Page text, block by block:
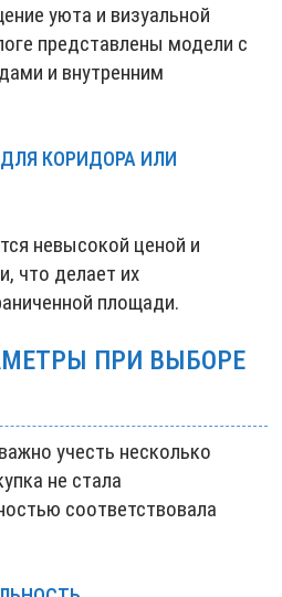
уюта и визуальной
представлены модели с
и внутренним
КОРИДОРА ИЛИ
невысокой ценой и
что делает их
площади.
ПРИ ВЫБОРЕ
учесть несколько
не стала
соответствовала